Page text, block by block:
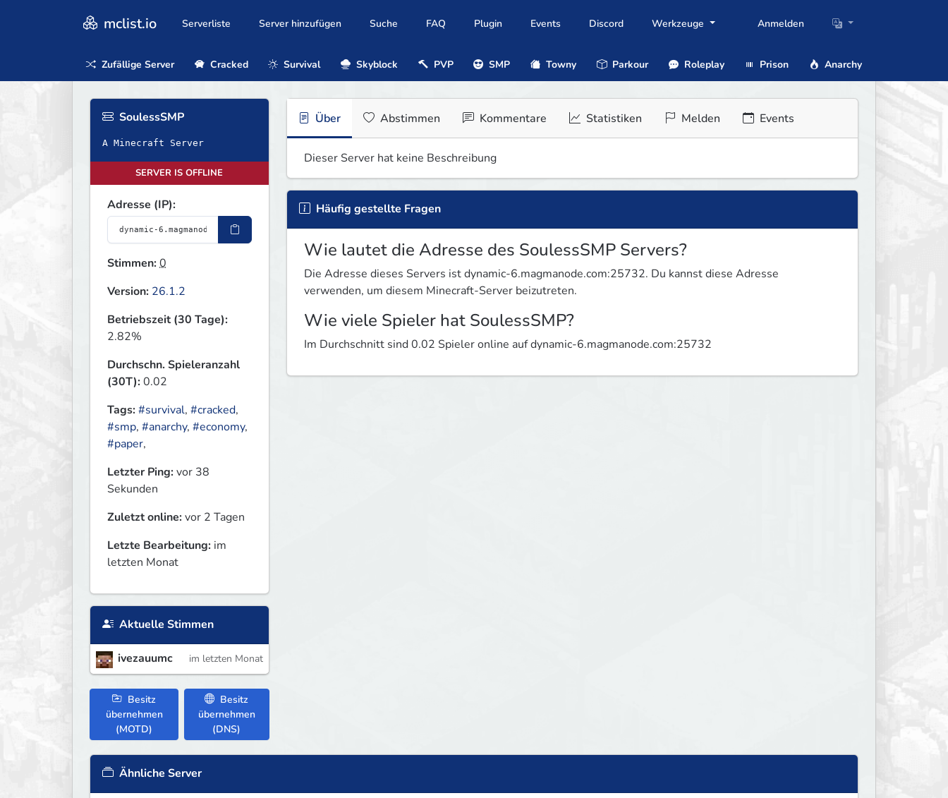
mclist.io Serverliste Server hinzufügen Suche FAQ Plugin Events Discord Werkzeuge Anmelden
Zufällige Server Cracked Survival Skyblock PVP SMP Towny Parkour Roleplay Prison Anarchy
SoulessSMP
A Minecraft Server
SERVER IS OFFLINE
Adresse (IP):
Stimmen:0
Version: 26.1.2
Betriebszeit (30 Tage):
2.82%
Durchschn. Spieleranzahl
(30T):0.02
Tags:#survival, #cracked,
#smp, #anarchy, #economy,
#paper,
Letzter Ping:vor 38
Sekunden
Zuletzt online:vor 2 Tagen
Letzte Bearbeitung: im
letzten Monat
Aktuelle Stimmen
ivezauumc im letzten Monat
Besitz
übernehmen
(MOTD)
Besitz
übernehmen
(DNS)
Über Abstimmen Kommentare Statistiken Melden Events
Dieser Server hat keine Beschreibung
Häufig gestellte Fragen
Wie lautet die Adresse des SoulessSMP Servers?
Die Adresse dieses Servers ist dynamic-6.magmanode.com:25732. Du kannst diese Adresse
verwenden, um diesem Minecraft-Server beizutreten.
Wie viele Spieler hat SoulessSMP?
Im Durchschnitt sind 0.02 Spieler online auf dynamic-6.magmanode.com:25732
Ähnliche Server